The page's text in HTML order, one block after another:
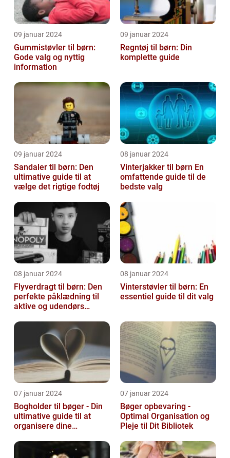
09 januar 2024
Gummistøvler til børn:
Gode valg og nyttig
information
09 januar 2024
Regntøj til børn: Din
komplette guide
09 januar 2024
Sandaler til børn: Den
ultimative guide til at
vælge det rigtige fodtøj
08 januar 2024
Vinterjakker til børn En
omfattende guide til de
bedste valg
08 januar 2024
Flyverdragt til børn: Den
perfekte påklædning til
aktive og udendørs
08 januar 2024
Vinterstøvler til børn: En
essentiel guide til dit valg
07 januar 2024
Bogholder til bøger - Din
ultimative guide til at
organisere dine
07 januar 2024
Bøger opbevaring -
Optimal Organisation og
Pleje til Dit Bibliotek